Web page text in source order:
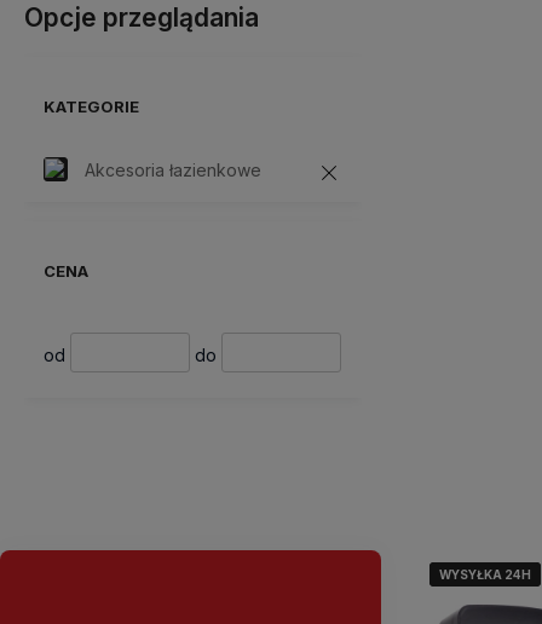
Opcje przeglądania
KATEGORIE
Akcesoria łazienkowe
CENA
od do
WYSYŁKA 24H
WYSYŁKA 24H
WYSYŁKA 24H